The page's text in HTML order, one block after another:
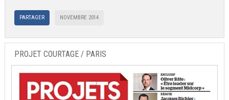
PARTAGER NOVEMBRE 2014
PROJET COURTAGE / PARIS